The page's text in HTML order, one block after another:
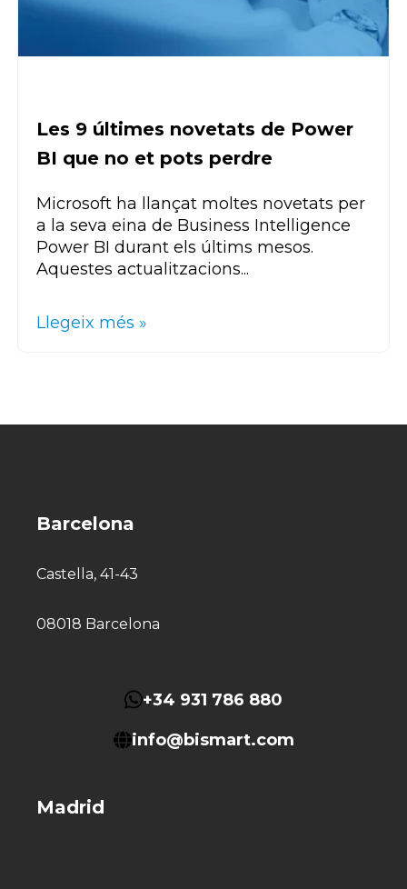
Les 9 últimes novetats de Power
BI que no et pots perdre
Microsoft ha llançat moltes novetats per
a la seva eina de Business Intelligence
Power BI durant els últims mesos.
Aquestes actualitzacions...
Llegeix més »
Barcelona
Castella, 41-43
08018 Barcelona
+34 931 786 880
info@bismart.com
Madrid